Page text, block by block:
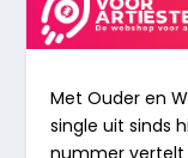
Met Ouder en
single uit sinds